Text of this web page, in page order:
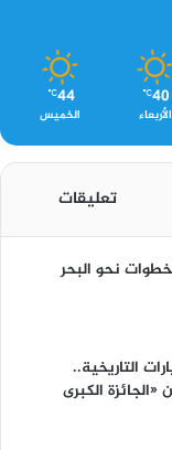
40
℃
الأربعاء
44
℃
الخميس
تعليقات
نحو البحر
التاريخية..
الكبرى